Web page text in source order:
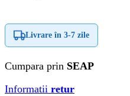
Livrare în 3-7 zile
Cumpara prin SEAP
Informatii retur